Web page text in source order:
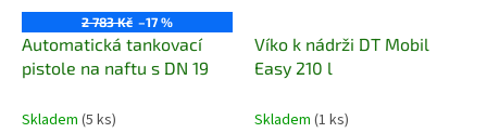
2 783 Kč –17 %
Automatická tankovací
pistole na naftu s DN 19
Skladem (5 ks)
Víko k nádrži DT Mobil
Easy 210 l
Skladem (1 ks)